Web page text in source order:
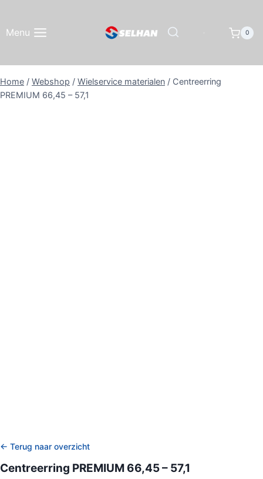
inhoud
Menu 0
Home / Webshop / Wielservice materialen / Centreerring
PREMIUM 66,45 – 57,1
← Terug naar overzicht
Centreerring PREMIUM 66,45 – 57,1